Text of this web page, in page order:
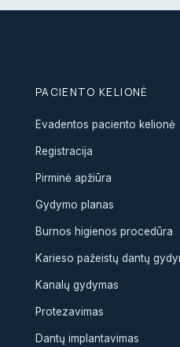
PACIENTO KELIONĖ
Evadentos paciento kelionė
Registracija
Pirminė apžiūra
Gydymo planas
Burnos higienos procedūra
Karieso pažeistų dantų
Kanalų gydymas
Protezavimas
Dantų implantavimas